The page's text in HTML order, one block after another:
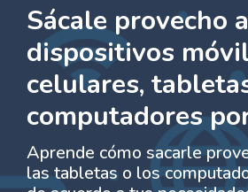
- Sácale provecho a tus dispositivos
Sácale provecho
dispositivos
celulares,
computadores
Aprende cómo sacarle
las tabletas o los